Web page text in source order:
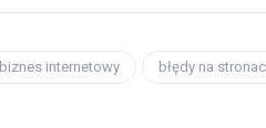
biznes internetowy błędy na